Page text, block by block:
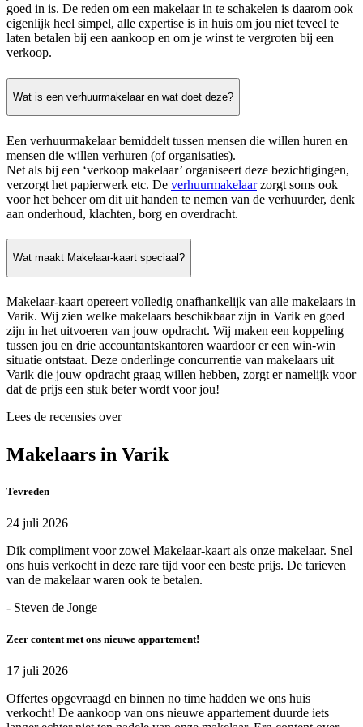
goed in is. De reden om een makelaar in te schakelen is daarom ook
eigenlijk heel simpel, alle expertise is in huis om jou niet teveel te
laten betalen bij een aankoop en om je winst te vergroten bij een
verkoop.
Wat is een verhuurmakelaar en wat doet deze?
Een verhuurmakelaar bemiddelt tussen mensen die willen huren en
mensen die willen verhuren (of organisaties).
Net als bij een ‘verkoop makelaar’ organiseert deze bezichtigingen,
verzorgt het papierwerk etc. De verhuurmakelaarzorgt soms ook
voor het beheer om dit uit handen te nemen van de verhuurder, denk
aan onderhoud, klachten, borg en overdracht.
Wat maakt Makelaar-kaart speciaal?
Makelaar-kaart opereert volledig onafhankelijk van alle makelaars in
Varik. Wij zien welke makelaars beschikbaar zijn in Varik en goed
zijn in het uitvoeren van jouw opdracht. Wij maken een koppeling
tussen jou en drie accountantskantoren waardoor er een win-win
situatie ontstaat. Deze onderlinge concurrentie van makelaars uit
Varik die jouw opdracht graag willen hebben, zorgt er namelijk voor
dat de prijs een stuk beter wordt voor jou!
Lees de recensies over
Makelaars in Varik
Tevreden
24 juli 2026
Dik compliment voor zowel Makelaar-kaart als onze makelaar. Snel
ons huis verkocht in deze rare tijd voor een beste prijs. De tarieven
van de makelaar waren ook te betalen.
- Steven de Jonge
Zeer content met ons nieuwe appartement!
17 juli 2026
Offertes opgevraagd en binnen no time hadden we ons huis
verkocht! De aankoop van ons nieuwe appartement duurde iets